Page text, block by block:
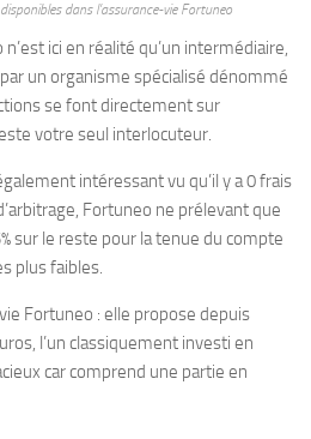
dans l’assurance-vie Fortuneo
ici en réalité qu’un intermédiaire,
un organisme spécialisé dénommé
se font directement sur
votre seul interlocuteur.
intéressant vu qu’il y a 0 frais
Fortuneo ne prélevant que
sur le reste pour la tenue du compte
plus faibles.
Fortuneo : elle propose depuis
l’un classiquement investi en
car comprend une partie en